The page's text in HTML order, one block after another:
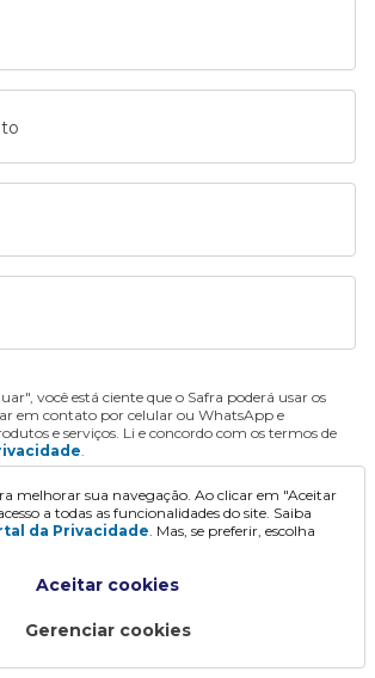
você está ciente que o Safra poderá usar os
em contato por celular ou WhatsApp e
e serviços. Li e concordo com os termos de
.
Continuar
melhorar sua navegação. Ao clicar em "Aceitar
a todas as funcionalidades do site. Saiba
da Privacidade. Mas, se preferir, escolha
Aceitar cookies
Gerenciar cookies